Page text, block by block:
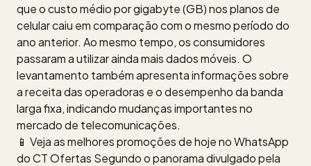
que o custo médio por gigabyte (GB) nos planos de
celular caiu em comparação com o mesmo período do
ano anterior. Ao mesmo tempo, os consumidores
passaram a utilizar ainda mais dados móveis. O
levantamento também apresenta informações sobre
a receita das operadoras e o desempenho da banda
larga fixa, indicando mudanças importantes no
mercado de telecomunicações.
📱 Veja as melhores promoções de hoje no WhatsApp
do CT Ofertas Segundo o panorama divulgado pela